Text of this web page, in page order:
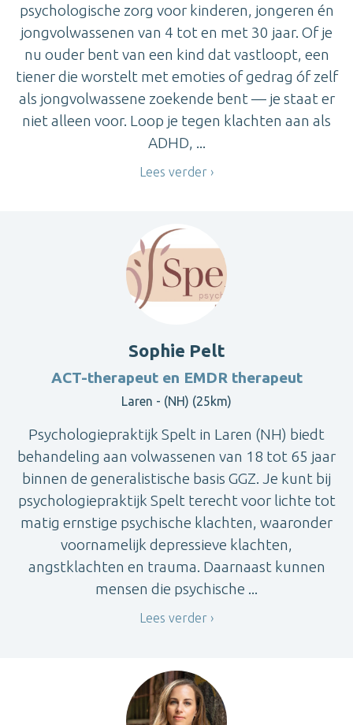
psychologische zorg voor kinderen, jongeren én
jongvolwassenen van 4 tot en met 30 jaar. Of je
nu ouder bent van een kind dat vastloopt, een
tiener die worstelt met emoties of gedrag óf zelf
als jongvolwassene zoekende bent — je staat er
niet alleen voor. Loop je tegen klachten aan als
ADHD, ...
Lees verder
Sophie Pelt
ACT-therapeut en EMDR therapeut
Laren - (NH) (25km)
Psychologiepraktijk Spelt in Laren (NH) biedt
behandeling aan volwassenen van 18 tot 65 jaar
binnen de generalistische basis GGZ. Je kunt bij
psychologiepraktijk Spelt terecht voor lichte tot
matig ernstige psychische klachten, waaronder
voornamelijk depressieve klachten,
angstklachten en trauma. Daarnaast kunnen
mensen die psychische ...
Lees verder